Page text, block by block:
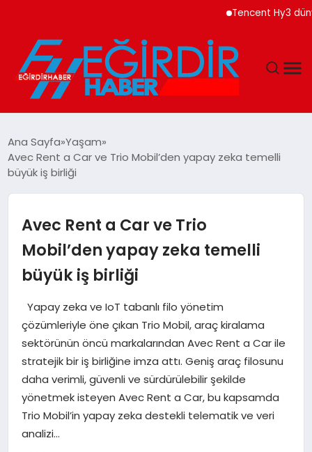
Tencent Hy3 dünya
EĞITIM
MAGAZIN
SIYASET
SPOR
TEKNOLOJI
YAŞAM
Ana Sayfa Yaşam
Avec Rent a Car ve Trio Mobil’den yapay zeka temelli
büyük iş birliği
Avec Rent a Car ve Trio
Mobil’den yapay zeka temelli
büyük iş birliği
Yapay zeka ve IoT tabanlı filo yönetim
çözümleriyle öne çıkan Trio Mobil, araç kiralama
sektörünün öncü markalarından Avec Rent a Car ile
stratejik bir iş birliğine imza attı. Geniş araç filosunu
daha verimli, güvenli ve sürdürülebilir şekilde
yönetmek isteyen Avec Rent a Car, bu kapsamda
Trio Mobil’in yapay zeka destekli telematik ve veri
analizi…